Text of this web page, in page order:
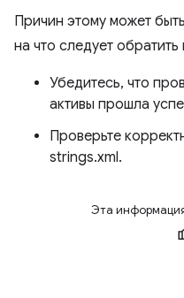
Причин этому может
на что следует обратить
Убедитесь, что
активы прошла
Проверьте
strings.xml.
Эта